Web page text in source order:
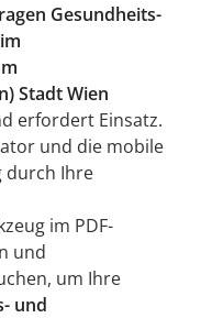
Gesundheits-
Stadt Wien
erfordert Einsatz.
und die mobile
durch Ihre
im PDF-
und
um Ihre
und